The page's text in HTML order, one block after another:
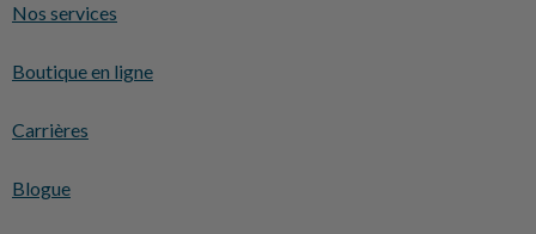
Nos services
Boutique en ligne
Carrières
Blogue